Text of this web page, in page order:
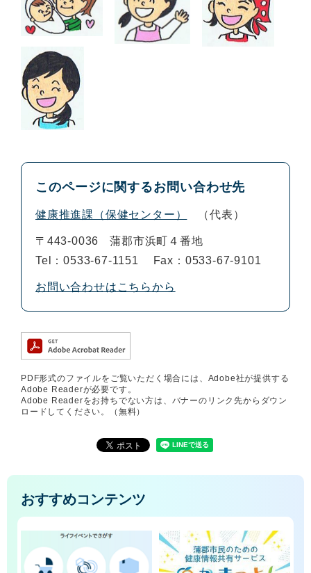
このページに関するお問い合わせ先
健康推進課（保健センター） 代表
〒443-0036
蒲郡市浜町４番地
Tel：0533-67-1151
Fax：0533-67-9101
お問い合わせはこちらから
PDF形式のファイルをご覧いただく場合には、Adobe社が提供する
Adobe Readerが必要です。
Adobe Readerをお持ちでない方は、バナーのリンク先からダウン
ロードしてください。（無料）
おすすめコンテンツ